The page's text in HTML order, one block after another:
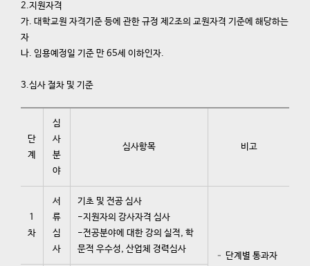
2.지원자격
가. 대학교원 자격기준 등에 관한 규정 제2조의 교원자격 기준에 해당하는
자
나. 임용예정일 기준 만 65세 이하인자.
3.심사 절차 및 기준
단
계
심
사
분
야
심사항목 비고
1
차
서
류
심
사
기초 및 전공 심사
-지원자의 강사자격 심사
-전공분야에 대한 강의 실적, 학
문적 우수성, 산업체 경력심사
– 단계별 통과자